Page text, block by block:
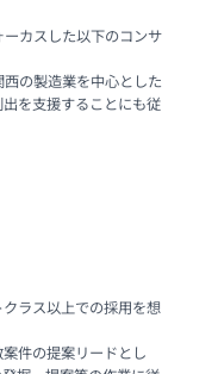
カスした以下のコンサ
の製造業を中心とした
を支援することにも従
ラス以上での採用を想
件の提案リードとし